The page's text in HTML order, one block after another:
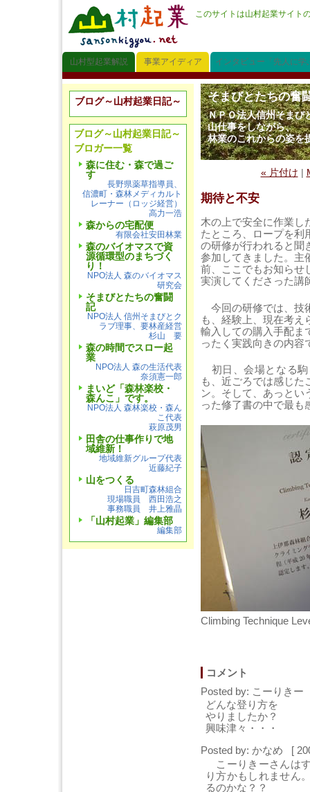
このサイトは山村起業サイト
山村型起業解説 事業アイディア インタビュー「先人に学
そまびとたちの奮
ＮＰＯ法人信州そまび
山仕事をしながら、
林業のこれからの姿を
« 片付け |
期待と不安
木の上で安全に作業
たところ、ロープを利
の研修が行われると聞
参加してきました。主
前、ここでもお知らせ
実演してくださった講
今回の研修では、技
も、経験上、現在考
輸入しての購入手配ま
ったく実践向きの内容
初日、会場となる駒
も、近ごろでは感じ
ン。そして、あっとい
った修了書の中で最も
Climbing Technique
コメント
Posted by: こーりきー
どんな登り方を
やりましたか？
興味津々・・・
Posted by: かなめ [
こーりきーさんは
り方かもしれません
るのかな？？
ブログ～山村起業日記～
ブログ～山村起業日記～
ブロガー一覧
森に住む・森で過ご
す
長野県薬草指導員、
信濃町・森林メディカルト
レーナー（ロッジ経営）
高力一浩
森からの宅配便
有限会社安田林業
森のバイオマスで資
源循環型のまちづく
り！
NPO法人 森のバイオマス
研究会
そまびとたちの奮闘
記
NPO法人 信州そまびとク
ラブ理事、要林産経営
杉山 要
森の時間でスロー起
業
NPO法人 森の生活代表
奈須憲一郎
まいど「森林楽校・
森んこ」です。
NPO法人 森林楽校・森ん
こ代表
萩原茂男
田舎の仕事作りで地
域維新！
地域維新グループ代表
近藤紀子
山をつくる
日吉町森林組合
現場職員 西田浩之
事務職員 井上雅晶
「山村起業」編集部
編集部